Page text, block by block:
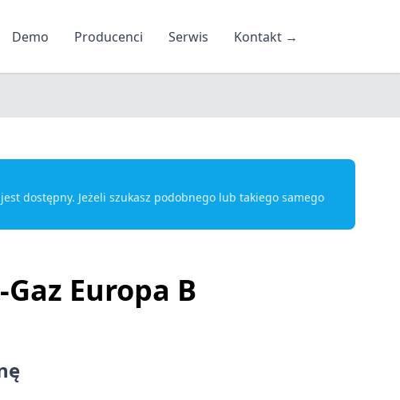
Demo Producenci Serwis Kontakt →
dostępny. Jeżeli szukasz podobnego lub takiego samego
Europa B